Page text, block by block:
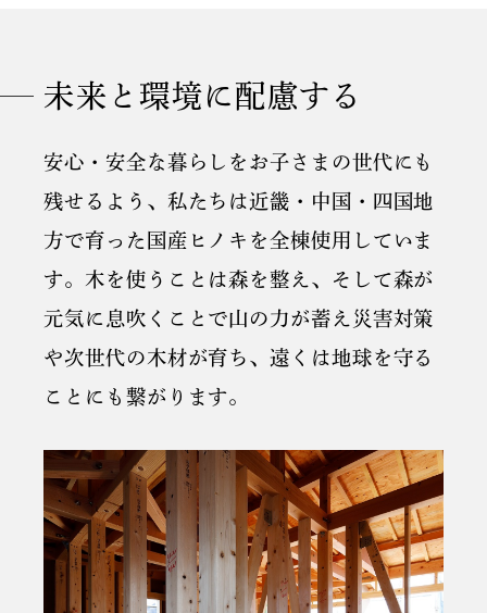
未来と環境に配慮する
安心・安全な暮らしをお子さまの世代にも
残せるよう、私たちは近畿・中国・四国地
方で育った国産ヒノキを全棟使用していま
す。木を使うことは森を整え、そして森が
元気に息吹くことで山の力が蓄え災害対策
や次世代の木材が育ち、遠くは地球を守る
ことにも繋がります。